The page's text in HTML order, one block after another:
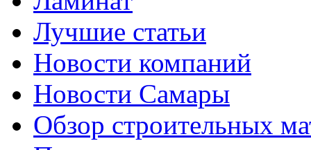
Лучшие статьи
Новости компаний
Новости Самары
Обзор строительных